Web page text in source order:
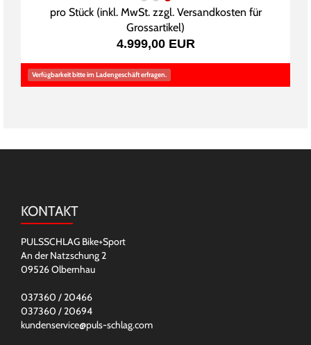
pro Stück (inkl. MwSt. zzgl. Versandkosten für
Grossartikel)
4.999,00 EUR
Verfügbarkeit bitte im Ladengeschäft erfragen.
KONTAKT
PULSSCHLAG Bike+Sport
An der Natzschung 2
09526 Olbernhau
037360 / 20466
037360 / 20694
kundenservice@puls-schlag.com